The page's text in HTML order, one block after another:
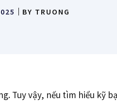
BY TRUONG
Tuy vậy, nếu tìm hiểu kỹ